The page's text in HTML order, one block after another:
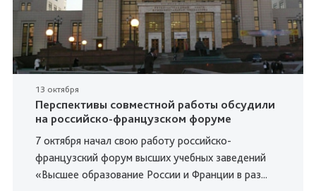
13 октября
Перспективы совместной работы обсудили
на российско-французском форуме
7 октября начал свою работу российско-
французский форум высших учебных заведений
«Высшее образование России и Франции в раз...